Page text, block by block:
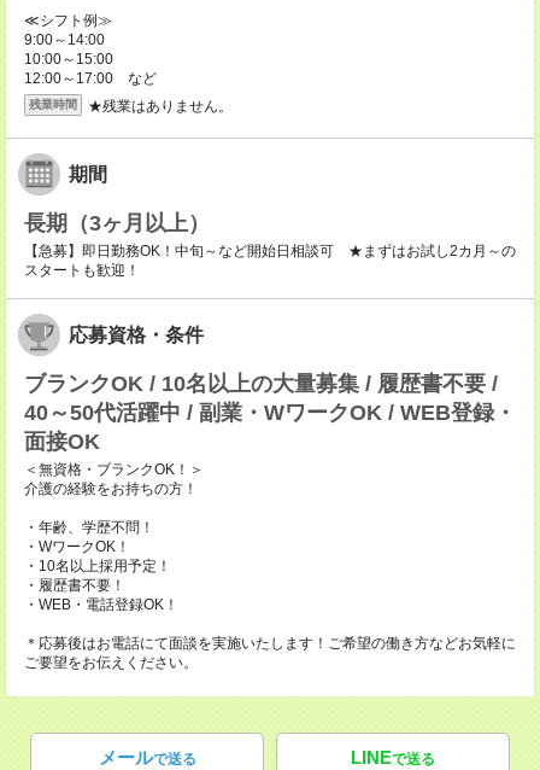
≪シフト例≫
9:00～14:00
10:00～15:00
12:00～17:00 など
残業時間 ★残業はありません。
期間
長期（3ヶ月以上）
【急募】即日勤務OK！中旬～など開始日相談可 ★まずはお試し2カ月～の
スタートも歓迎！
応募資格・条件
ブランクOK / 10名以上の大量募集 / 履歴書不要 /
40～50代活躍中 / 副業・WワークOK / WEB登録・
面接OK
＜無資格・ブランクOK！＞
介護の経験をお持ちの方！
・年齢、学歴不問！
・WワークOK！
・10名以上採用予定！
・履歴書不要！
・WEB・電話登録OK！
＊応募後はお電話にて面談を実施いたします！ご希望の働き方などお気軽に
ご要望をお伝えください。
メールで送る LINEで送る